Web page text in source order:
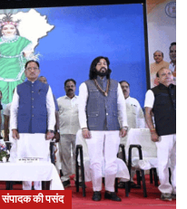
संपादक की पसंद